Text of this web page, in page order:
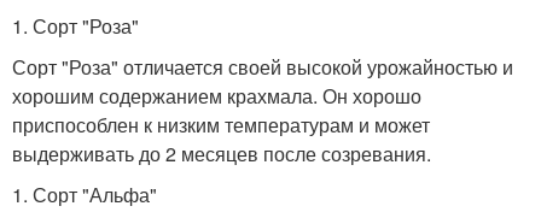
1. Сорт "Роза"
Сорт "Роза" отличается своей высокой урожайностью и
хорошим содержанием крахмала. Он хорошо
приспособлен к низким температурам и может
выдерживать до 2 месяцев после созревания.
1. Сорт "Альфа"